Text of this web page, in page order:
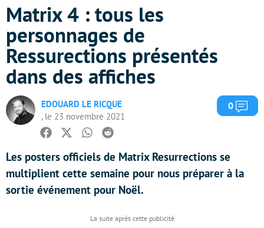
Matrix 4 : tous les
personnages de
Ressurections présentés
dans des affiches
EDOUARD LE RICQUE
, le 23 novembre 2021
0
Facebook
TwitterWhatsapp
Reddit
Les posters officiels de Matrix Resurrections se
multiplient cette semaine pour nous préparer à la
sortie événement pour Noël.